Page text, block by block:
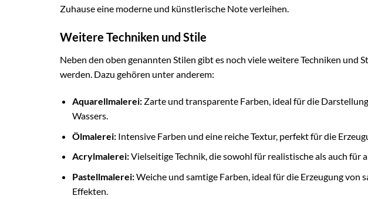
Zuhause eine moderne und künstlerische Note verleihen.
Weitere Techniken und Stile
Neben den oben genannten Stilen gibt es noch viele weitere Techniken und
werden. Dazu gehören unter anderem:
Aquarellmalerei:Zarte und transparente Farben, ideal für die
Wassers.
Ölmalerei:Intensive Farben und eine reiche Textur, perfekt für die
Acrylmalerei:Vielseitige Technik, die sowohl für realistische als auch für
Pastellmalerei:Weiche und samtige Farben, ideal für die Erzeugung von
Effekten.